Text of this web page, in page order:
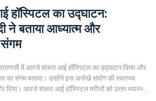
का उद्घाटन:
ने बताया आध्यात्म और
वाराणसी में आरजे शंकरा आई हॉस्पिटल का उद्घाटन किया और
संगम बताया। उन्होंने इस अनोखे संयोग की स्वास्थ्य
दिया। आरजे शंकरा आई हॉस्पिटल मरीजों को उत्तम स्वास्थ्य